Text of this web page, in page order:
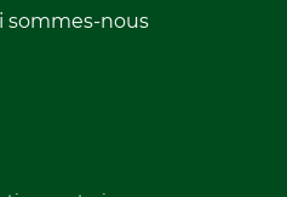
sommes-nous